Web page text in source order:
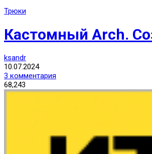
Трюки
Кастомный Arch.
ksandr
10.07.2024
3 комментария
68,243